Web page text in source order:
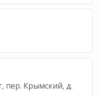
пер. Крымский, д.